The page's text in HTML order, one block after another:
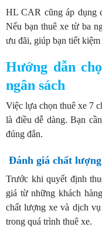
HL CAR cũng áp dụng
Nếu bạn thuê xe từ ba
ưu đãi, giúp bạn tiết kiệm
Hướng dẫn
ngân sách
Việc lựa chọn thuê xe 7
là điều dễ dàng. Bạn
đúng đắn.
Đánh giá chất
Trước khi quyết định
giá từ những khách
chất lượng xe và dịch
trong quá trình thuê xe.